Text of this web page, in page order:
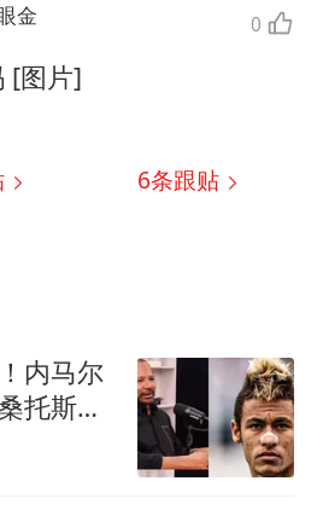
金 0
[图片]
6条跟贴
内马尔
托斯时